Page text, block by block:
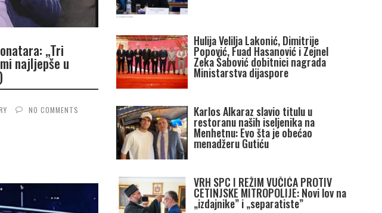
„Tri
najljepše u
NO COMMENTS
Hulija Velilja Lakonić, Dimitrije
Popović, Fuad Hasanović i Zejnel
Zeka Šabović dobitnici nagrada
Ministarstva dijaspore
Karlos Alkaraz slavio titulu u
restoranu naših iseljenika na
Menhetnu: Evo šta je obećao
menadžeru Gutiću
VRH SPC I REŽIM VUČIĆA PROTIV
CETINJSKE MITROPOLIJE: Novi lov na
„izdajnike” i „separatiste”